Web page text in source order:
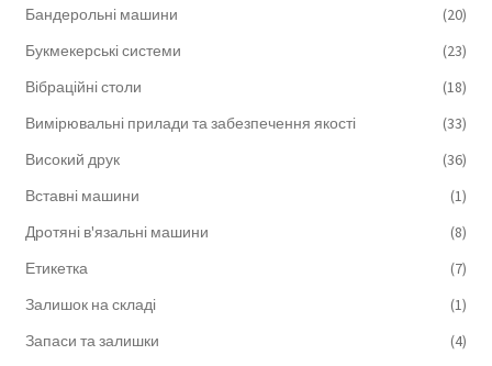
Бандерольні машини
(20)
Букмекерські системи
(23)
Вібраційні столи
(18)
Вимірювальні прилади та забезпечення якості
(33)
Високий друк
(36)
Вставні машини
(1)
Дротяні в'язальні машини
(8)
Етикетка
(7)
Залишок на складі
(1)
Запаси та залишки
(4)